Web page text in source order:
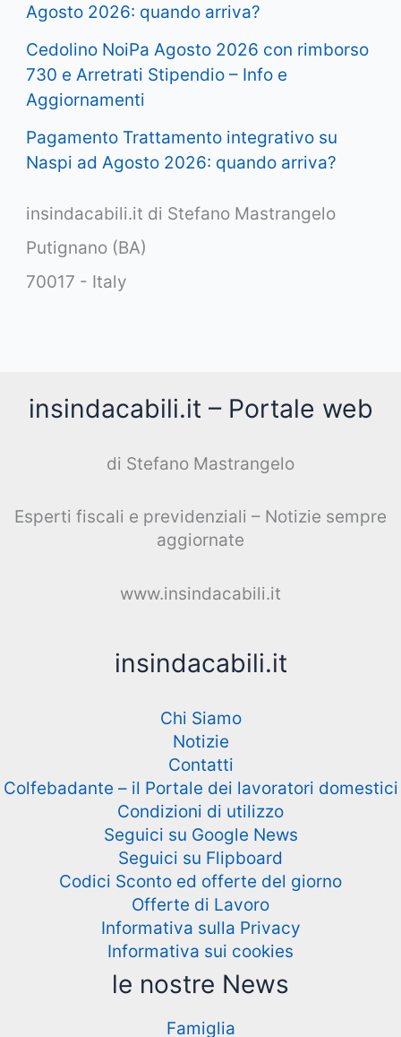
Agosto 2026: quando arriva?
Cedolino NoiPa Agosto 2026 con rimborso
730 e Arretrati Stipendio – Info e
Aggiornamenti
Pagamento Trattamento integrativo su
Naspi ad Agosto 2026: quando arriva?
insindacabili.it di Stefano Mastrangelo
Putignano (BA)
70017 - Italy
insindacabili.it – Portale web
di Stefano Mastrangelo
Esperti fiscali e previdenziali – Notizie sempre
aggiornate
www.insindacabili.it
insindacabili.it
Chi Siamo
Notizie
Contatti
Colfebadante – il Portale dei lavoratori domestici
Condizioni di utilizzo
Seguici su Google News
Seguici su Flipboard
Codici Sconto ed offerte del giorno
Offerte di Lavoro
Informativa sulla Privacy
Informativa sui cookies
le nostre News
Famiglia